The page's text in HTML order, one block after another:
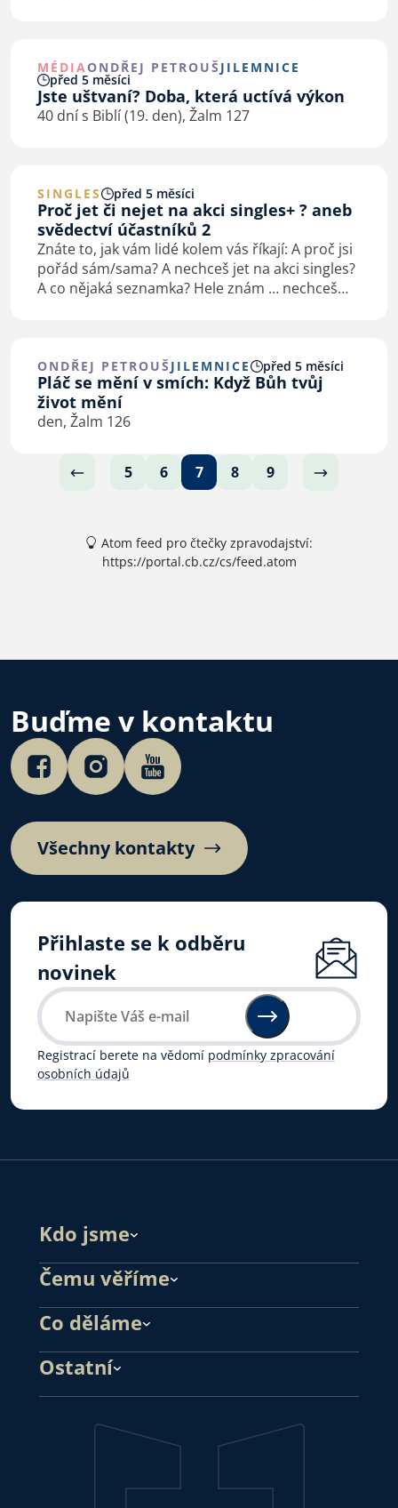
MÉDIAONDŘEJ PETROUŠ JILEMNICE
před 5 měsíci
Jste uštvaní? Doba, která uctívá výkon
40 dní s Biblí (19. den), Žalm 127
SINGLES před 5 měsíci
Proč jet či nejet na akci singles+ ? aneb
svědectví účastníků 2
Znáte to, jak vám lidé kolem vás říkají: A proč jsi
pořád sám/sama? A nechceš jet na akci singles?
A co nějaká seznamka? Hele znám … nechceš
ONDŘEJ PETROUŠ JILEMNICE před 5 měsíci
Pláč se mění v smích: Když Bůh tvůj
život mění
den, Žalm 126
5 6 7 8 9
Atom feed pro čtečky zpravodajství:
https://portal.cb.cz/cs/feed.atom
Buďme v kontaktu
Všechny kontakty
Přihlaste se k odběru
novinek
Registrací berete na vědomí podmínky zpracování
osobních údajů
Kdo jsme
Čemu věříme
Co děláme
Ostatní